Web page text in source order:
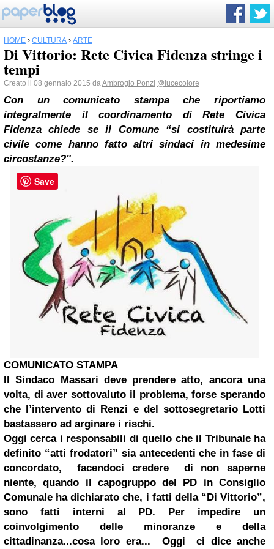
HOME › CULTURA › ARTE
Di Vittorio: Rete Civica Fidenza stringe i
tempi
Creato il 08 gennaio 2015 daAmbrogio Ponzi @lucecolore
Con un comunicato stampa che riportiamo
integralmente il coordinamento di Rete Civica
Fidenza chiede se il Comune “si costituirà parte
civile come hanno fatto altri sindaci in medesime
circostanze?".
COMUNICATO STAMPA
Il Sindaco Massari deve prendere atto, ancora una
volta, di aver sottovaluto il problema, forse sperando
che l’intervento di Renzi e del sottosegretario Lotti
bastassero ad arginare i rischi.
Oggi cerca i responsabili di quello che il Tribunale ha
definito “atti frodatori” sia antecedenti che in fase di
concordato, facendoci credere di non saperne
niente, quando il capogruppo del PD in Consiglio
Comunale ha dichiarato che, i fatti della “Di Vittorio”,
sono fatti interni al PD. Per impedire un
coinvolgimento delle minoranze e della
cittadinanza...cosa loro era...
Oggi ci dice anche
Save